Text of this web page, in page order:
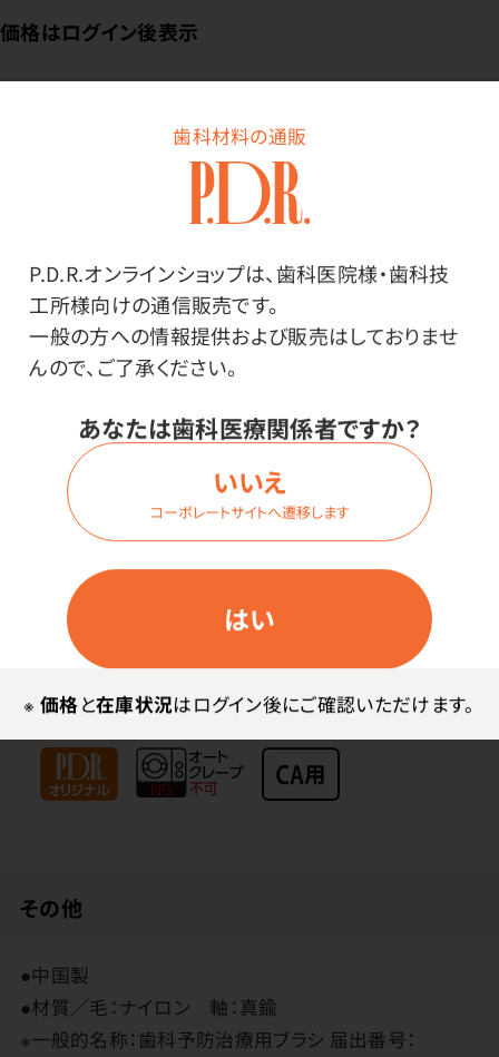
歯科材料の通販
P.D.R.オンラインショップは、歯科医院様・歯科技
工所様向けの通信販売です。
一般の方への情報提供および販売はしておりませ
んので、ご了承ください。
あなたは歯科医療関係者ですか？
はい
いいえ
コーポレートサイトへ遷移します
※ 価格と在庫状況はログイン後にご確認いただけます。
価格はログイン後表示
商品詳細
PMTC用プロフィーブラシ。部位によって形状の使い分け
ができます。
フラットは幅広い用途に使用できます。
テーパーは先端が尖っているため叢生部や咬合面の小
窩裂溝、歯間部など狭い箇所に向いています。
カップは研磨ペーストをくぼみに入れることでペースト
を歯面にしっかりと付けることができます。
高いけど高品質！
その他
●中国製
●材質／毛：ナイロン 軸：真鍮
※一般的名称：歯科予防治療用ブラシ 届出番号：